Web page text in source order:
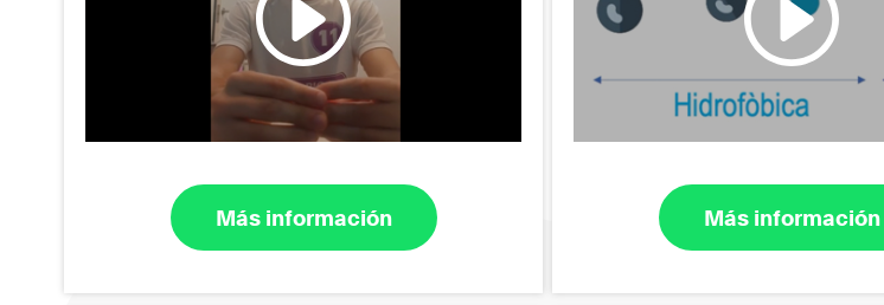
Más información Más información